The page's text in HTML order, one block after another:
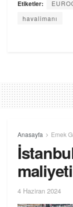
Etiketler:
havalimanı
Anasayfa Emek
4 Haziran 2024